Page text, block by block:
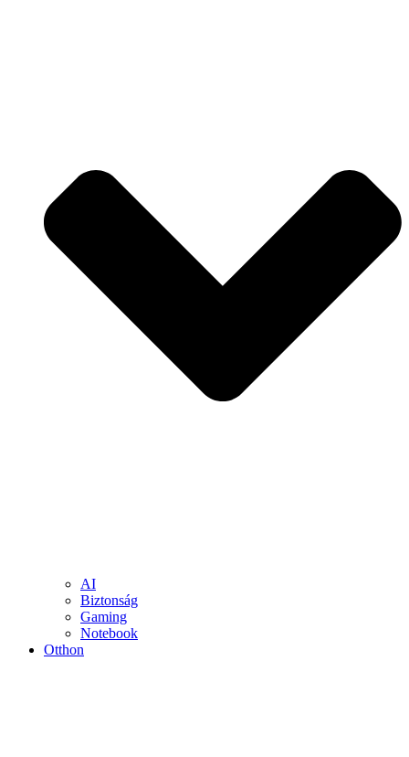
AI
Biztonság
Gaming
Notebook
Otthon